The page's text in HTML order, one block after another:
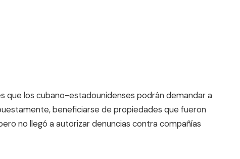
que los cubano-estadounidenses podrán demandar a
beneficiarse de propiedades que fueron
no llegó a autorizar denuncias contra compañías